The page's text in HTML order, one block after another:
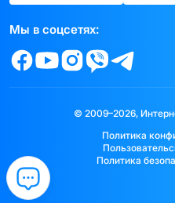
Мы в соцсетях:
© 2009–2026,
Политика
Политика